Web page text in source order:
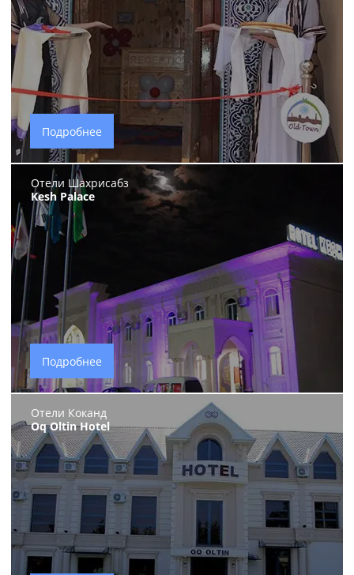
Подробнее
Отели Шахрисабз
Kesh Palace
Подробнее
Отели Коканд
Oq Oltin Hotel